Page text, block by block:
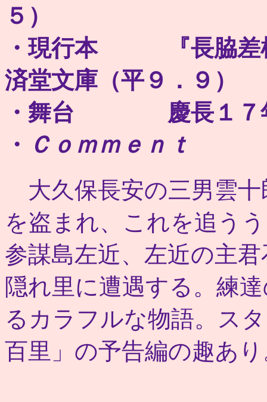
５）
・現行本 『長脇差
済堂文庫（平９．９）
・舞台 慶長１７年
・
Ｃｏｍｍｅｎｔ
大久保長安の三男雲十
を盗まれ、これを追う
参謀島左近、左近の主
隠れ里に遭遇する。練
るカラフルな物語。ス
百里」の予告編の趣あ